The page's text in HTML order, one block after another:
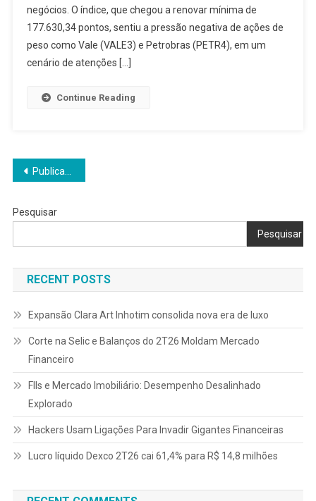
Pressionada
Por
VALE3
E
negócios. O índice, que chegou a renovar mínima de
177.630,34 pontos, sentiu a pressão negativa de ações de
peso como Vale (VALE3) e Petrobras (PETR4), em um
cenário de atenções […]
Continue Reading
Navegação
posts
Publicações mais antigas
Pesquisar
Pesquisar
RECENT POSTS
Expansão Clara Art Inhotim consolida nova era de luxo
Corte na Selic e Balanços do 2T26 Moldam Mercado
Financeiro
FIIs e Mercado Imobiliário: Desempenho Desalinhado
Explorado
Hackers Usam Ligações Para Invadir Gigantes Financeiras
Lucro líquido Dexco 2T26 cai 61,4% para R$ 14,8 milhões